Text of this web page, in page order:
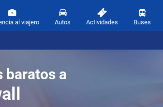
al viajero Autos Actividades Buses
baratos a